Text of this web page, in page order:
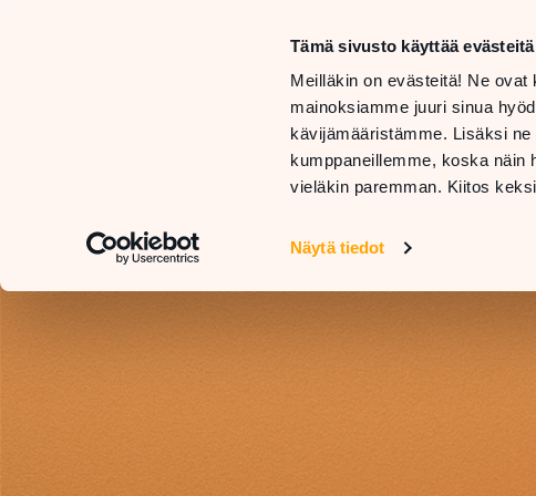
Tämä sivusto käyttää evästeitä
Meilläkin on evästeitä! Ne
mainoksiamme juuri sinua
kävijämääristämme. Lisäksi
kumppaneillemme, koska näin
vieläkin paremman. Kiitos
Näytä tiedot
LIIKKEET
JA
PALVELUT